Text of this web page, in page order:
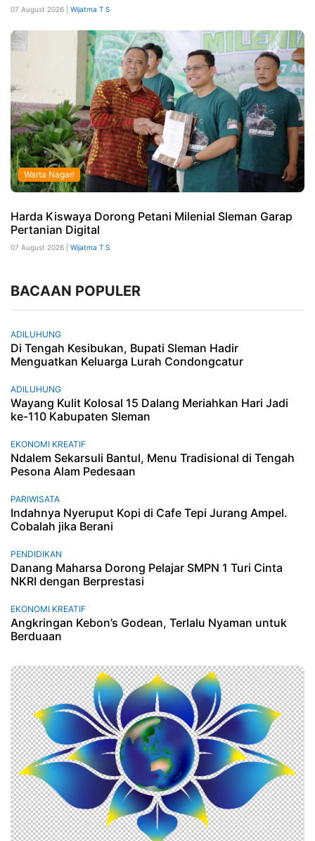
07 August 2026 | Wijatma T S
Warta Nagari
Harda Kiswaya Dorong Petani Milenial Sleman Garap
Pertanian Digital
07 August 2026 | Wijatma T S
BACAAN POPULER
ADILUHUNG
Di Tengah Kesibukan, Bupati Sleman Hadir
Menguatkan Keluarga Lurah Condongcatur
ADILUHUNG
Wayang Kulit Kolosal 15 Dalang Meriahkan Hari Jadi
ke-110 Kabupaten Sleman
EKONOMI KREATIF
Ndalem Sekarsuli Bantul, Menu Tradisional di Tengah
Pesona Alam Pedesaan
PARIWISATA
Indahnya Nyeruput Kopi di Cafe Tepi Jurang Ampel.
Cobalah jika Berani
PENDIDIKAN
Danang Maharsa Dorong Pelajar SMPN 1 Turi Cinta
NKRI dengan Berprestasi
EKONOMI KREATIF
Angkringan Kebon’s Godean, Terlalu Nyaman untuk
Berduaan